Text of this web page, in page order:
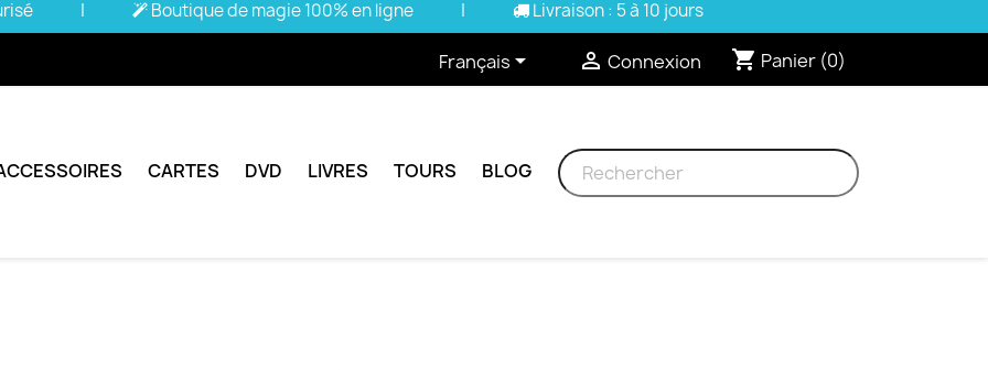
| Boutique de magie 100% en ligne | Livraison : 5 à 10 jours
Français  Connexion shopping_cart Panier (0)
CARTES DVD LIVRES TOURS BLOG